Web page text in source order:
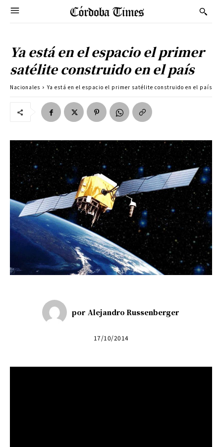
Ya está en el espacio el primer
satélite construido en el país
Nacionales Ya está en el espacio el primer satélite construido en el país
por Alejandro Russenberger
17/10/2014